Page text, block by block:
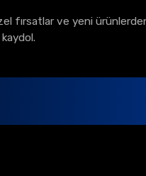
fırsatlar ve yeni